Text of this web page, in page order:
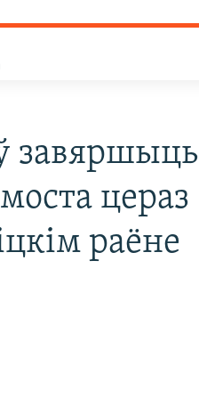
завяршыць
цераз
раёне